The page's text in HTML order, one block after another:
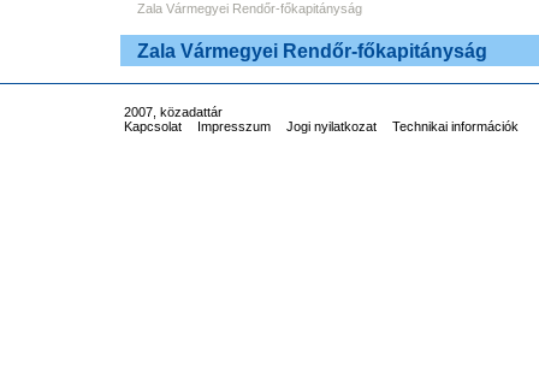
Zala Vármegyei Rendőr-főkapitányság
Zala Vármegyei Rendőr-főkapitányság
2007, közadattár
Kapcsolat
Impresszum Jogi nyilatkozat Technikai információk